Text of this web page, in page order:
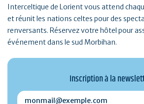
Interceltique de Lorient vous attend
et réunit les nations celtes pour des
renversants. Réservez votre hôtel pour
événement dans le sud Morbihan.
Inscription à la
monmail@exemple.com